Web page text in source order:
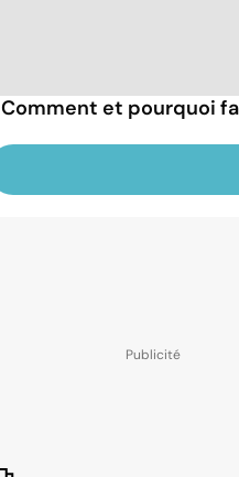
Comment et pourquoi